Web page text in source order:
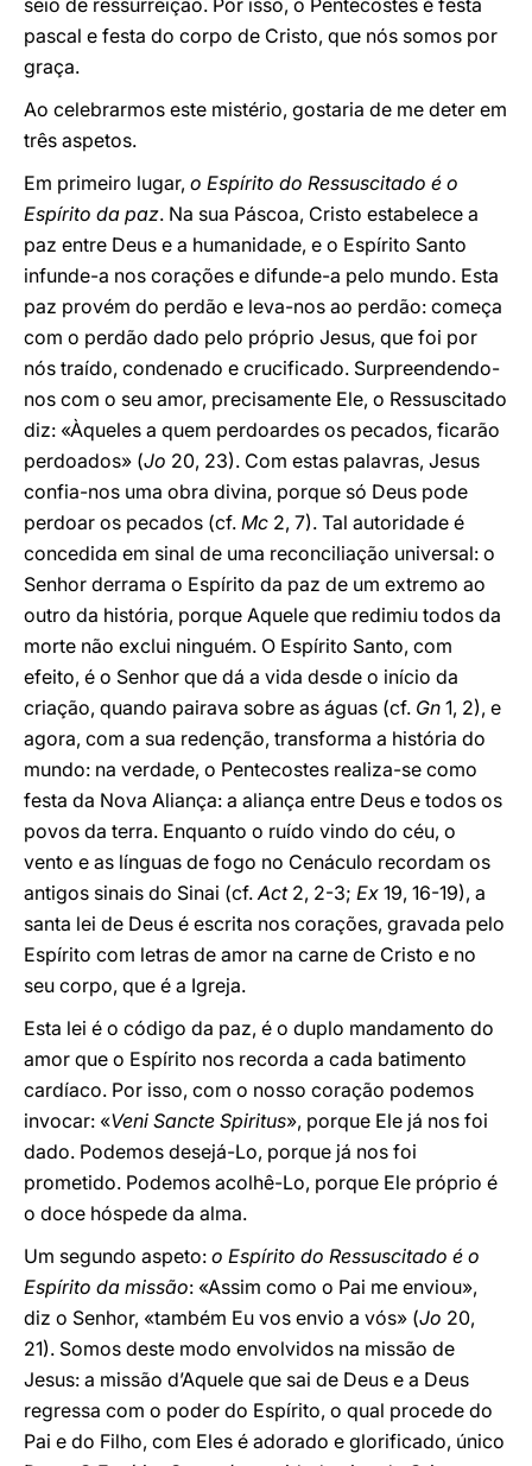
seio de ressurreição. Por isso, o Pentecostes é festa
pascal e festa do corpo de Cristo, que nós somos por
graça.
Ao celebrarmos este mistério, gostaria de me deter em
três aspetos.
Em primeiro lugar, o Espírito do Ressuscitado é o
Espírito da paz. Na sua Páscoa, Cristo estabelece a
paz entre Deus e a humanidade, e o Espírito Santo
infunde-a nos corações e difunde-a pelo mundo. Esta
paz provém do perdão e leva-nos ao perdão: começa
com o perdão dado pelo próprio Jesus, que foi por
nós traído, condenado e crucificado. Surpreendendo-
nos com o seu amor, precisamente Ele, o Ressuscitado
diz: «Àqueles a quem perdoardes os pecados, ficarão
perdoados» (Jo 20, 23). Com estas palavras, Jesus
confia-nos uma obra divina, porque só Deus pode
perdoar os pecados (cf. Mc 2, 7). Tal autoridade é
concedida em sinal de uma reconciliação universal: o
Senhor derrama o Espírito da paz de um extremo ao
outro da história, porque Aquele que redimiu todos da
morte não exclui ninguém. O Espírito Santo, com
efeito, é o Senhor que dá a vida desde o início da
criação, quando pairava sobre as águas (cf. Gn 1, 2), e
agora, com a sua redenção, transforma a história do
mundo: na verdade, o Pentecostes realiza-se como
festa da Nova Aliança: a aliança entre Deus e todos os
povos da terra. Enquanto o ruído vindo do céu, o
vento e as línguas de fogo no Cenáculo recordam os
antigos sinais do Sinai (cf.Act2, 2-3; Ex 19, 16-19), a
santa lei de Deus é escrita nos corações, gravada pelo
Espírito com letras de amor na carne de Cristo e no
seu corpo, que é a Igreja.
Esta lei é o código da paz, é o duplo mandamento do
amor que o Espírito nos recorda a cada batimento
cardíaco. Por isso, com o nosso coração podemos
invocar: «Veni Sancte Spiritus», porque Ele já nos foi
dado. Podemos desejá-Lo, porque já nos foi
prometido. Podemos acolhê-Lo, porque Ele próprio é
o doce hóspede da alma.
Um segundo aspeto: o Espírito do Ressuscitado é o
Espírito da missão: «Assim como o Pai me enviou»,
diz o Senhor, «também Eu vos envio a vós» (Jo 20,
21). Somos deste modo envolvidos na missão de
Jesus: a missão d’Aquele que sai de Deus e a Deus
regressa com o poder do Espírito, o qual procede do
Pai e do Filho, com Eles é adorado e glorificado, único